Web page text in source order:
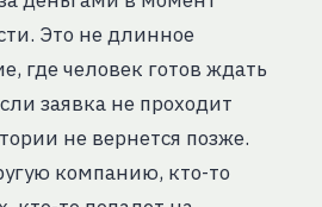
Это не длинное
где человек готов ждать
заявка не проходит
не вернется позже.
компанию, кто-то